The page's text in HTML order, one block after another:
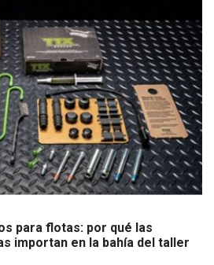
para flotas: por qué las
importan en la bahía del taller